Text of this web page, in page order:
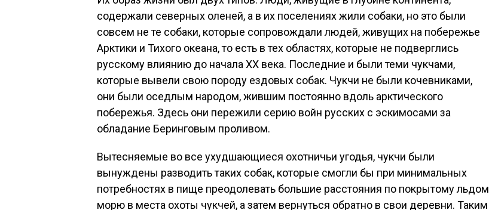
содержали северных оленей, а в их поселениях жили собаки, но это были
совсем не те собаки, которые сопровождали людей, живущих на побережье
Арктики и Тихого океана, то есть в тех областях, которые не подверглись
русскому влиянию до начала XX века. Последние и были теми чукчами,
которые вывели свою породу ездовых собак. Чукчи не были кочевниками,
они были оседлым народом, жившим постоянно вдоль арктического
побережья. Здесь они пережили серию войн русских с эскимосами за
обладание Беринговым проливом.
Вытесняемые во все ухудшающиеся охотничьи угодья, чукчи были
вынуждены разводить таких собак, которые смогли бы при минимальных
потребностях в пище преодолевать большие расстояния по покрытому льдом
морю в места охоты чукчей, а затем вернуться обратно в свои деревни. Таким